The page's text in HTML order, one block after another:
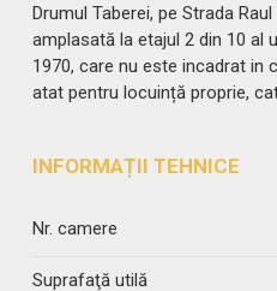
Drumul Taberei, pe Strada
amplasată la etajul 2 din 10 al
1970, care nu este incadrat in
atat pentru locuință proprie,
INFORMAȚII TEHNICE
Nr. camere
Suprafaţă utilă